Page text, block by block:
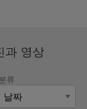
과 영상
류